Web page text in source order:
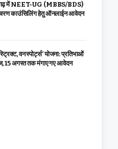
में NEET-UG (MBBS/BDS)
काउंसिलिंग हेतु ऑनलाईन आवेदन
वन स्पोर्ट्स’ योजना: प्रतिभाओं
15 अगस्त तक मंगाए गए आवेदन